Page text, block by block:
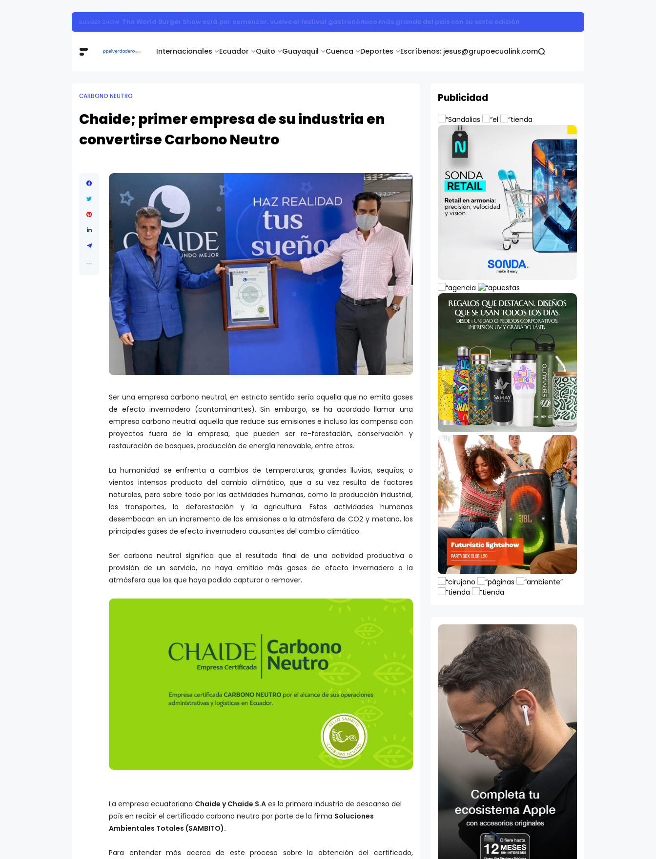
Internacionales Ecuador Quito Guayaquil Cuenca Deportes Escríbenos: jesus@grupoecualink.com
BURGER SHOW The World Burger Show está por comenzar: vuelve el festival gastronómico más grande del país con su sexta edición
CARBONO NEUTRO
Chaide; primer empresa de su industria en
convertirse Carbono Neutro
Ser una empresa carbono neutral, en estricto sentido sería aquella que no emita gases
de efecto invernadero (contaminantes). Sin embargo, se ha acordado llamar una
empresa carbono neutral aquella que reduce sus emisiones e incluso las compensa con
proyectos fuera de la empresa, que pueden ser re-forestación, conservación y
restauración de bosques, producción de energía renovable, entre otros.
La humanidad se enfrenta a cambios de temperaturas, grandes lluvias, sequías, o
vientos intensos producto del cambio climático, que a su vez resulta de factores
naturales, pero sobre todo por las actividades humanas, como la producción industrial,
los transportes, la deforestación y la agricultura. Estas actividades humanas
desembocan en un incremento de las emisiones a la atmósfera de CO2 y metano, los
principales gases de efecto invernadero causantes del cambio climático.
Ser carbono neutral significa que el resultado final de una actividad productiva o
provisión de un servicio, no haya emitido más gases de efecto invernadero a la
atmósfera que los que haya podido capturar o remover.
La empresa ecuatoriana Chaide y Chaide S.A es la primera industria de descanso del
país en recibir el certificado carbono neutro por parte de la firma Soluciones
Ambientales Totales (SAMBITO).
Para entender más acerca de este proceso sobre la obtención del certificado,
Publicidad